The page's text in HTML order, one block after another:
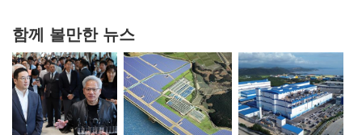
함께 볼만한 뉴스